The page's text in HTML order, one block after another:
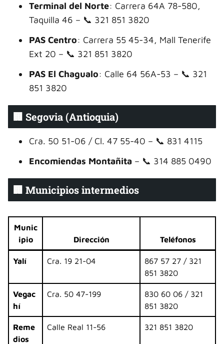
Terminal del Norte: Carrera 64A 78-580,
Taquilla 46 – 📞 321 851 3820
PAS Centro: Carrera 55 45-34, Mall Tenerife
Ext 20 – 📞 321 851 3820
PAS El Chagualo: Calle 64 56A-53 – 📞 321
851 3820
🏢 Segovia (Antioquia)
Cra. 50 51-06 / Cl. 47 55-40 – 📞 831 4115
Encomiendas Montañita – 📞 314 885 0490
🏢 Municipios intermedios
Munic
ipio
Dirección Teléfonos
Yalí Cra. 19 21-04
867 57 27 / 321
851 3820
Vegac
hí
Cra. 50 47-199
830 60 06 / 321
851 3820
Reme
dios
Calle Real 11-56 321 851 3820